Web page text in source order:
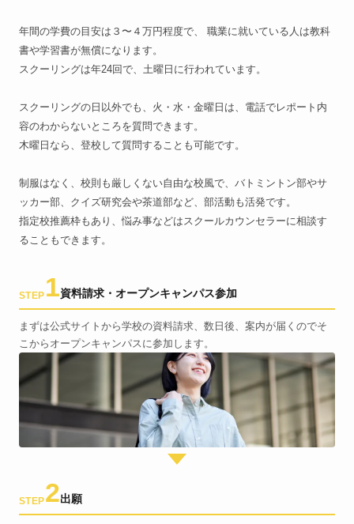
年間の学費の目安は３〜４万円程度で、 職業に就いている人は教科
書や学習書が無償になります。
スクーリングは年24回で、土曜日に行われています。
スクーリングの日以外でも、火・水・金曜日は、電話でレポート内
容のわからないところを質問できます。
木曜日なら、登校して質問することも可能です。
制服はなく、校則も厳しくない自由な校風で、バトミントン部やサ
ッカー部、クイズ研究会や茶道部など、部活動も活発です。
指定校推薦枠もあり、悩み事などはスクールカウンセラーに相談す
ることもできます。
STEP 1資料請求・オープンキャンパス参加
まずは公式サイトから学校の資料請求、数日後、案内が届くのでそ
こからオープンキャンパスに参加します。
STEP2出願